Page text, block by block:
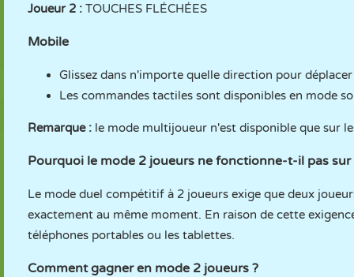
Joueur 2 : TOUCHES FLÉCHÉES
Mobile
Glissez dans n'importe quelle direction pour
Les commandes tactiles sont disponibles en mode
Remarque : le mode multijoueur n'est disponible que sur
Pourquoi le mode 2 joueurs ne fonctionne-t-il pas
Le mode duel compétitif à 2 joueurs exige que deux
exactement au même moment. En raison de cette
téléphones portables ou les tablettes.
Comment gagner en mode 2 joueurs ?